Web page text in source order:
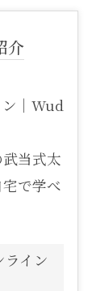
介
｜Wud
当式太
で学べ
ライン